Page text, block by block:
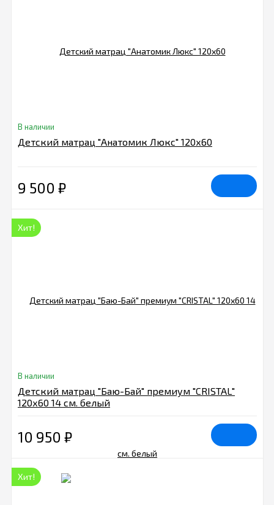
В наличии
Детский матрац "Анатомик Люкс" 120х60
9 500 ₽
Хит!
В наличии
Детский матрац "Баю-Бай" премиум "CRISTAL"
120х60 14 см. белый
10 950 ₽
Хит!